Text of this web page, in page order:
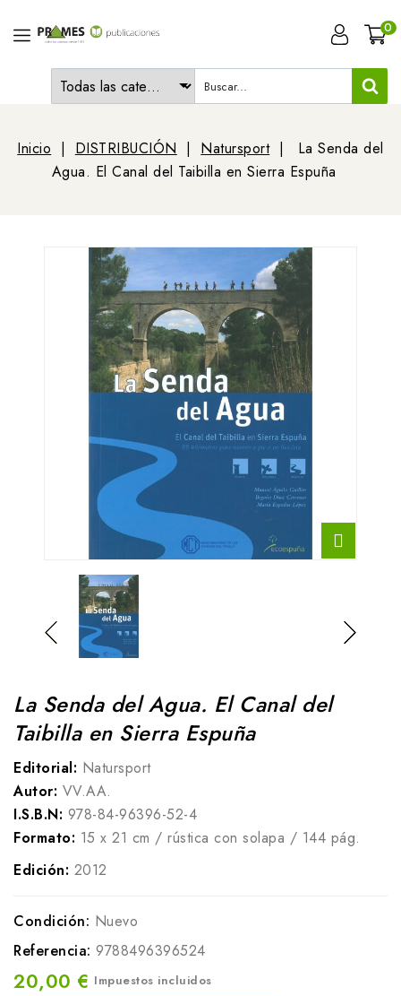
0
Inicio DISTRIBUCIÓN Natursport
La Senda del
Agua. El Canal del Taibilla en Sierra Espuña
La Senda del Agua. El Canal del
Taibilla en Sierra Espuña
Editorial: Natursport
Autor: VV.AA.
I.S.B.N: 978-84-96396-52-4
Formato: 15 x 21 cm / rústica con solapa / 144 pág.
Edición: 2012
Condición: Nuevo
Referencia: 9788496396524
20,00 € Impuestos incluidos